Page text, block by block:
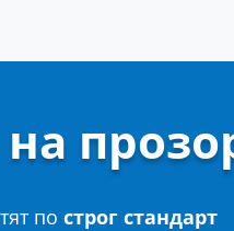
по строг стандарт